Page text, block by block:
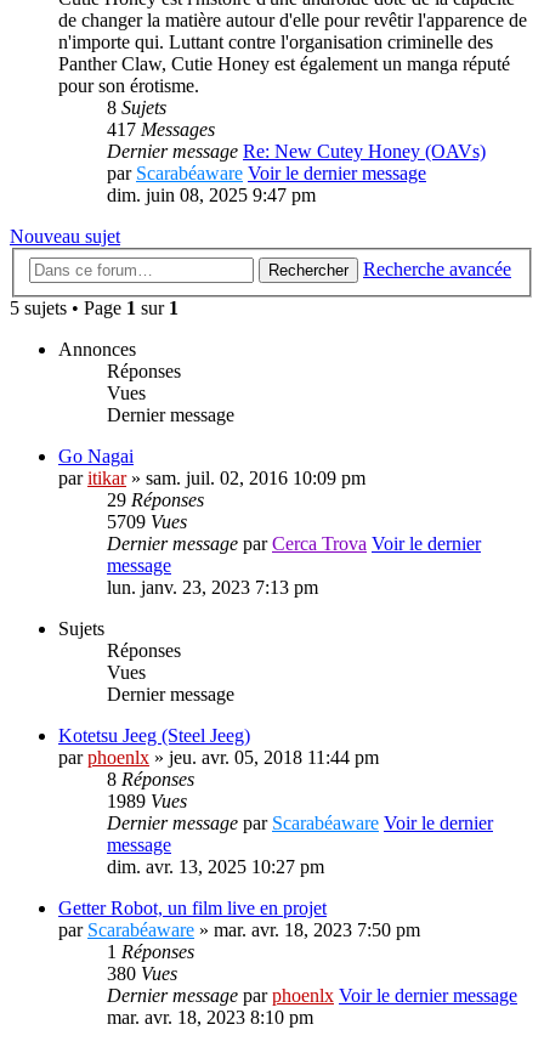
de changer la matière autour d'elle pour revêtir l'apparence de
n'importe qui. Luttant contre l'organisation criminelle des
Panther Claw, Cutie Honey est également un manga réputé
pour son érotisme.
8 Sujets
417 Messages
Dernier message Re: New Cutey Honey (OAVs)
par Scarabéaware Voir le dernier message
dim. juin 08, 2025 9:47 pm
Nouveau sujet
Rechercher
Recherche avancée
5 sujets • Page 1 sur 1
Annonces
Réponses
Vues
Dernier message
Go Nagai
paritikar» sam. juil. 02, 2016 10:09 pm
29 Réponses
5709 Vues
Dernier message parCerca Trova Voir le dernier
message
lun. janv. 23, 2023 7:13 pm
Sujets
Réponses
Vues
Dernier message
Kotetsu Jeeg (Steel Jeeg)
parphoenlx » jeu. avr. 05, 2018 11:44 pm
8 Réponses
1989 Vues
Dernier message par Scarabéaware Voir le dernier
message
dim. avr. 13, 2025 10:27 pm
Getter Robot, un film live en projet
par Scarabéaware » mar. avr. 18, 2023 7:50 pm
1 Réponses
380 Vues
Dernier message parphoenlx Voir le dernier message
mar. avr. 18, 2023 8:10 pm